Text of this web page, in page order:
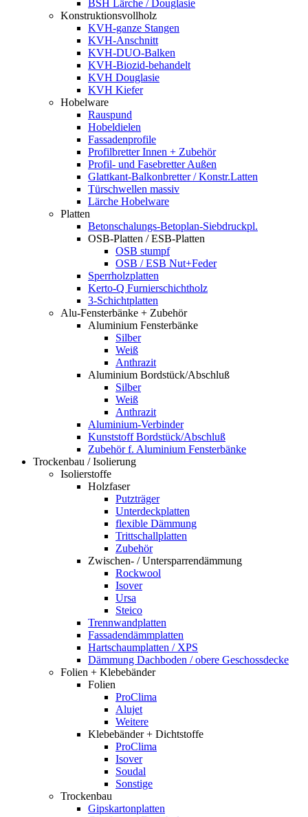
BSH Lärche / Douglasie
Konstruktionsvollholz
KVH-ganze Stangen
KVH-Anschnitt
KVH-DUO-Balken
KVH-Biozid-behandelt
KVH Douglasie
KVH Kiefer
Hobelware
Rauspund
Hobeldielen
Fassadenprofile
Profilbretter Innen + Zubehör
Profil- und Fasebretter Außen
Glattkant-Balkonbretter / Konstr.Latten
Türschwellen massiv
Lärche Hobelware
Platten
Betonschalungs-Betoplan-Siebdruckpl.
OSB-Platten / ESB-Platten
OSB stumpf
OSB / ESB Nut+Feder
Sperrholzplatten
Kerto-Q Furnierschichtholz
3-Schichtplatten
Alu-Fensterbänke + Zubehör
Aluminium Fensterbänke
Silber
Weiß
Anthrazit
Aluminium Bordstück/Abschluß
Silber
Weiß
Anthrazit
Aluminium-Verbinder
Kunststoff Bordstück/Abschluß
Zubehör f. Aluminium Fensterbänke
Trockenbau / Isolierung
Isolierstoffe
Holzfaser
Putzträger
Unterdeckplatten
flexible Dämmung
Trittschallplatten
Zubehör
Zwischen- / Untersparrendämmung
Rockwool
Isover
Ursa
Steico
Trennwandplatten
Fassadendämmplatten
Hartschaumplatten / XPS
Dämmung Dachboden / obere Geschossdecke
Folien + Klebebänder
Folien
ProClima
Alujet
Weitere
Klebebänder + Dichtstoffe
ProClima
Isover
Soudal
Sonstige
Trockenbau
Gipskartonplatten